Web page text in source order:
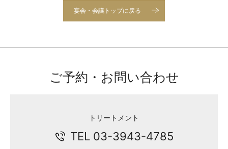
宴会・会議トップに戻る
ご予約・お問い合わせ
トリートメント
TEL 03-3943-4785